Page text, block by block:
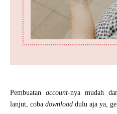
Pembuatan account-nya mudah
lanjut, coba download dulu aja ya,